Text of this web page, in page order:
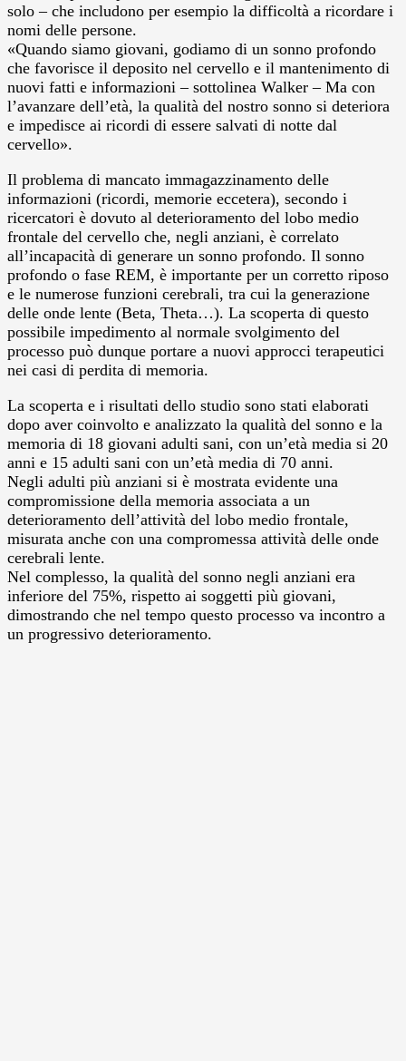
solo – che includono per esempio la difficoltà a ricordare i
nomi delle persone.
«Quando siamo giovani, godiamo di un sonno profondo
che favorisce il deposito nel cervello e il mantenimento di
nuovi fatti e informazioni – sottolinea Walker – Ma con
l’avanzare dell’età, la qualità del nostro sonno si deteriora
e impedisce ai ricordi di essere salvati di notte dal
cervello».
Il problema di mancato immagazzinamento delle
informazioni (ricordi, memorie eccetera), secondo i
ricercatori è dovuto al deterioramento del lobo medio
frontale del cervello che, negli anziani, è correlato
all’incapacità di generare un sonno profondo. Il sonno
profondo o fase REM, è importante per un corretto riposo
e le numerose funzioni cerebrali, tra cui la generazione
delle onde lente (Beta, Theta…). La scoperta di questo
possibile impedimento al normale svolgimento del
processo può dunque portare a nuovi approcci terapeutici
nei casi di perdita di memoria.
La scoperta e i risultati dello studio sono stati elaborati
dopo aver coinvolto e analizzato la qualità del sonno e la
memoria di 18 giovani adulti sani, con un’età media si 20
anni e 15 adulti sani con un’età media di 70 anni.
Negli adulti più anziani si è mostrata evidente una
compromissione della memoria associata a un
deterioramento dell’attività del lobo medio frontale,
misurata anche con una compromessa attività delle onde
cerebrali lente.
Nel complesso, la qualità del sonno negli anziani era
inferiore del 75%, rispetto ai soggetti più giovani,
dimostrando che nel tempo questo processo va incontro a
un progressivo deterioramento.